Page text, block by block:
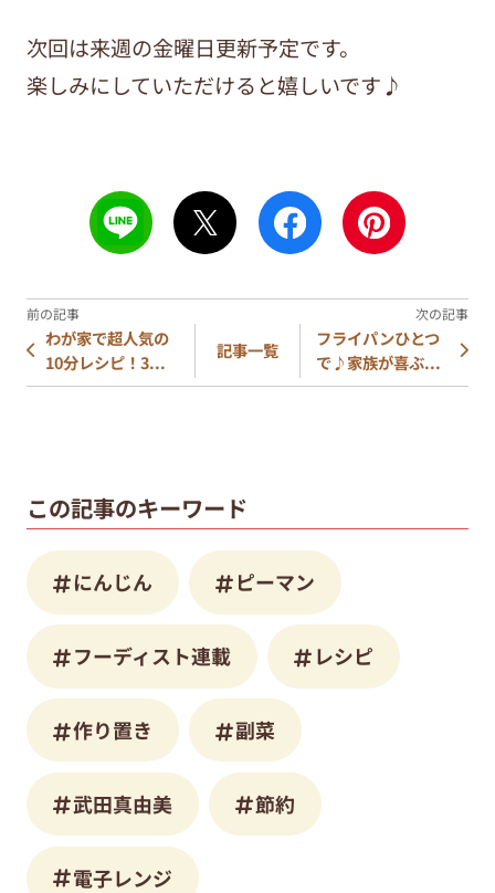
次回は来週の金曜日更新予定です。
楽しみにしていただけると嬉しいです♪
わが家で超人気の
10分レシピ！3...
記事一覧
フライパンひとつ
で♪家族が喜ぶ...
この記事のキーワード
にんじん ピーマン
フーディスト連載 レシピ
作り置き 副菜
武田真由美 節約
電子レンジ